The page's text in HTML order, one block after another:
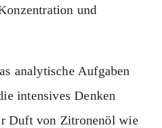
und
analytische Aufgaben
intensives Denken
Duft von Zitronenöl wie